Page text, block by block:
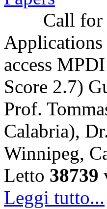
Call for
access
Score 2.7)
Prof.
Calabria),
Winnipeg,
Letto 38739
Leggi tutto...